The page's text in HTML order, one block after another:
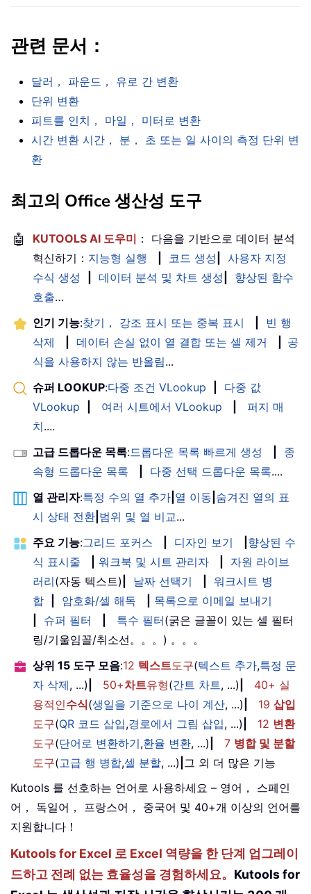
관련 문서：
달러， 파운드， 유로 간 변환
단위 변환
피트를 인치， 마일， 미터로 변환
시간 변환 시간， 분， 초 또는 일 사이의 측정 단위 변
환
최고의 Office 생산성 도구
🤖 KUTOOLS AI 도우미 ： 다음을 기반으로 데이터 분석
혁신하기： 지능형 실행 코드 생성
사용자 지정
수식 생성
데이터 분석 및 차트 생성
향상된 함수
호출…
인기 기능:찾기， 강조 표시 또는 중복 표시
빈 행
삭제
데이터 손실 없이 열 결합 또는 셀 제거
공
식을 사용하지 않는 반올림...
슈퍼 LOOKUP:다중 조건 VLookup
다중 값
VLookup
여러 시트에서 VLookup
퍼지 매
치....
고급 드롭다운 목록:드롭다운 목록 빠르게 생성
종
속형 드롭다운 목록
다중 선택 드롭다운 목록....
열 관리자:특정 수의 열 추가 열 이동 숨겨진 열의 표
시 상태 전환 범위 및 열 비교...
주요 기능:그리드 포커스 디자인 보기
향상된 수
식 표시줄
워크북 및 시트 관리자
자원 라이브
러리(자동 텍스트) 날짜 선택기
워크시트 병
합
암호화/셀 해독
목록으로 이메일 보내기
슈퍼 필터 특수 필터(굵은 글꼴이 있는 셀 필터
링/기울임꼴/취소선。。。) 。。。
상위 15 도구 모음:12 텍스트도구(텍스트 추가,특정 문
자 삭제, ...) 50+차트유형(간트 차트, ...)
40+ 실
용적인수식(생일을 기준으로 나이 계산, ...) 19 삽입
도구(QR 코드 삽입,경로에서 그림 삽입, ...) 12 변환
도구(단어로 변환하기,환율 변환, ...) 7 병합 및 분할
도구(고급 행 병합,셀 분할, ...) 그 외 더 많은 기능
Kutools 를 선호하는 언어로 사용하세요 – 영어， 스페인
어， 독일어， 프랑스어， 중국어 및 40+개 이상의 언어를
지원합니다！
Kutools for Excel 로 Excel 역량을 한 단계 업그레이
드하고 전례 없는 효율성을 경험하세요。 Kutools for